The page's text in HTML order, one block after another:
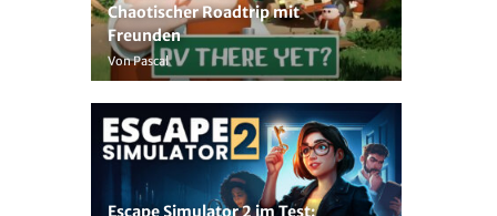
Chaotischer Roadtrip mit
Freunden
Von Pascal
Escape Simulator 2 im Test: